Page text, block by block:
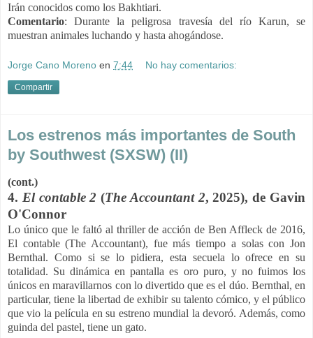
Irán conocidos como los Bakhtiari.
Comentario: Durante la peligrosa travesía del río Karun, se
muestran animales luchando y hasta ahogándose.
Jorge Cano Moreno en 7:44 No hay comentarios:
Compartir
Los estrenos más importantes de South
by Southwest (SXSW) (II)
(cont.)
4. El contable 2 (The Accountant 2, 2025), de Gavin
O'Connor
Lo único que le faltó al thriller de acción de Ben Affleck de 2016,
El contable (The Accountant), fue más tiempo a solas con Jon
Bernthal. Como si se lo pidiera, esta secuela lo ofrece en su
totalidad. Su dinámica en pantalla es oro puro, y no fuimos los
únicos en maravillarnos con lo divertido que es el dúo. Bernthal, en
particular, tiene la libertad de exhibir su talento cómico, y el público
que vio la película en su estreno mundial la devoró. Además, como
guinda del pastel, tiene un gato.